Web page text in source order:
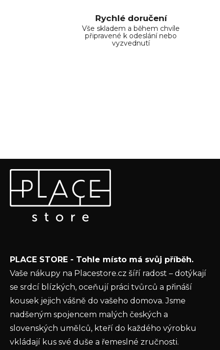
Rychlé doručení
Vše skladem a během chvíle
připravené k odeslání nebo
vyzvednutí
Odebírat newsletter
Vložte svůj e-mail a my vám budeme zasílat informace o
nových produktech na našem e-shopu.
ochrany osobních údajů
PŘIHLÁSIT SE
PLACE STORE - Tohle místo má svůj příběh.
Vaše nákupy na Placestore.cz šíří radost – dotýkají
se srdcí blízkých, oceňují práci tvůrců a přináší
kousek jejich vášně do vašeho domova. Jsme
nadšeným spojencem malých českých a
slovenských umělců, kteří do každého výrobku
vkládají kus své duše a řemeslné zručnosti.